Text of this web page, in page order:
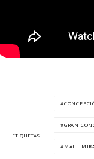
ETIQUETAS
GRAN
MALL